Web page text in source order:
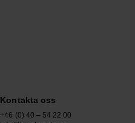
Kontakta oss
+46 (0) 40 – 54 22 00